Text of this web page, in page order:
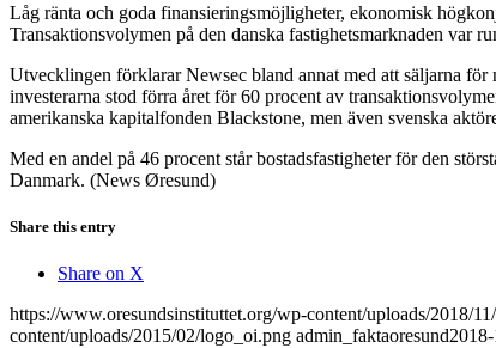
Låg ränta och goda finansieringsmöjligheter, ekonomisk
Transaktionsvolymen på den danska fastighetsmarknaden var
Utvecklingen förklarar Newsec bland annat med att säljarna
investerarna stod förra året för 60 procent av
amerikanska kapitalfonden Blackstone, men även svenska
Med en andel på 46 procent står bostadsfastigheter för den
Danmark. (News Øresund)
Share this entry
Share on X
https://www.oresundsinstituttet.org/wp-content/uploads/2018/
content/uploads/2015/02/logo_oi.png admin_faktaoresund